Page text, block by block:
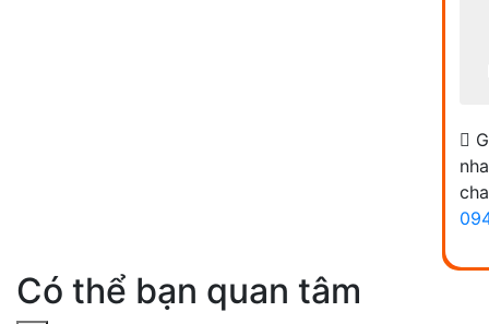
Có thể bạn quan tâm